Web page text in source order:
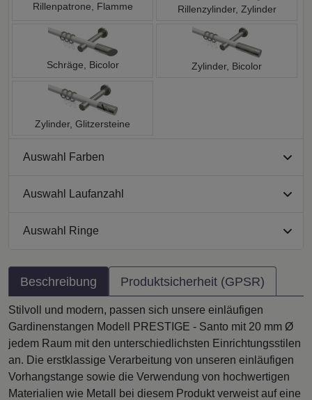
Rillenpatrone, Flamme Rillenzylinder, Zylinder
Schräge, Bicolor Zylinder, Bicolor
Zylinder, Glitzersteine
Auswahl Farben
Auswahl Laufanzahl
Auswahl Ringe
Beschreibung Produktsicherheit (GPSR)
Stilvoll und modern, passen sich unsere einläufigen
Gardinenstangen Modell PRESTIGE - Santo mit 20 mm Ø
jedem Raum mit den unterschiedlichsten Einrichtungsstilen
an. Die erstklassige Verarbeitung von unseren einläufigen
Vorhangstange sowie die Verwendung von hochwertigen
Materialien wie Metall bei diesem Produkt verweist auf eine